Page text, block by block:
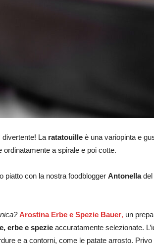
La ratatouille è una variopinta e
a spirale e poi cotte.
piatto con la nostra foodblogger Antonelladel
Arostina Erbe e Spezie Bauer, un
erbe e spezie accuratamente selezionate.
e a contorni, come le patate arrosto. Privo